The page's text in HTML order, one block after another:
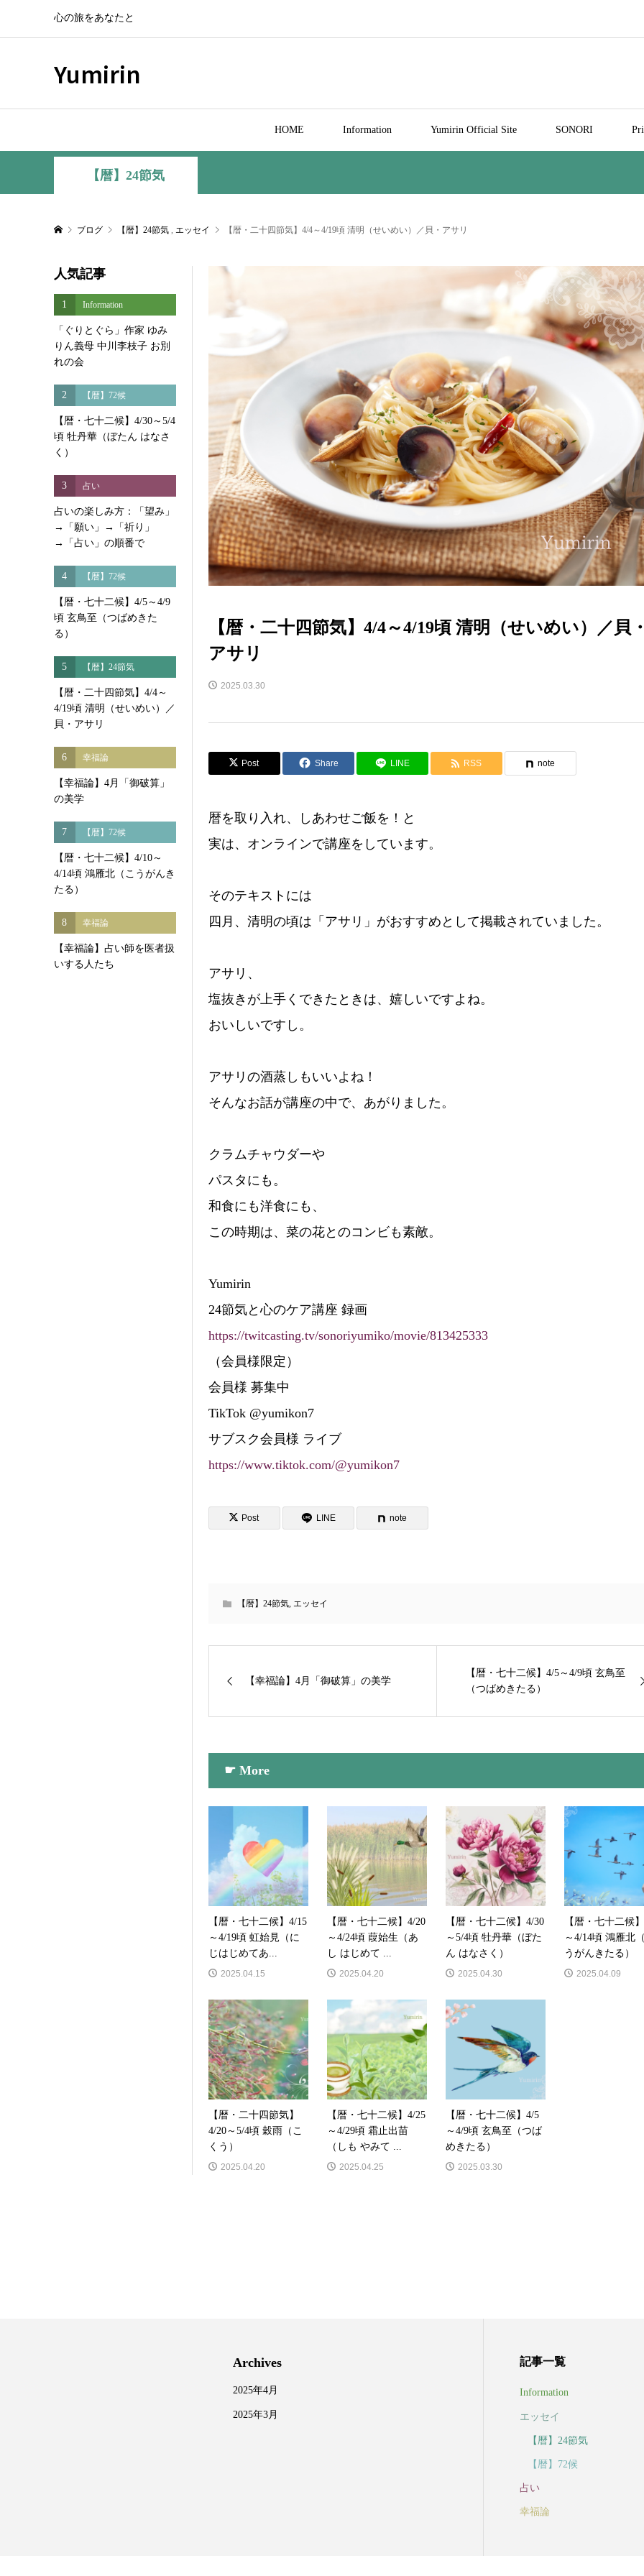
心の旅をあなたと
Yumirin
HOME Information Yumirin Official Site SONORI
【暦】24節気
ブログ 【暦】24節気 , エッセイ 【暦・二十四節気】4/4～4/19頃 清明（せいめい）／貝・アサリ
【暦・二十四節気】4/4～4/19頃 清明（せいめい）／貝
アサリ
2025.03.30
Post Share LINE RSS note
暦を取り入れ、しあわせご飯を！と
実は、オンラインで講座をしています。
そのテキストには
四月、清明の頃は「アサリ」がおすすめとして掲載されていました。
アサリ、
塩抜きが上手くできたときは、嬉しいですよね。
おいしいですし。
アサリの酒蒸しもいいよね！
そんなお話が講座の中で、あがりました。
クラムチャウダーや
パスタにも。
和食にも洋食にも、
この時期は、菜の花とのコンビも素敵。
Yumirin
24節気と心のケア講座 録画
https://twitcasting.tv/sonoriyumiko/movie/813425333
（会員様限定）
会員様 募集中
TikTok @yumikon7
サブスク会員様 ライブ
https://www.tiktok.com/@yumikon7
Post LINE note
【暦】24節気, エッセイ
【幸福論】4月「御破算」の美学
【暦・七十二候】4/5～4/9頃 玄鳥至
（つばめきたる）
☛ More
【暦・七十二候】4/15
～4/19頃 虹始見（に
じはじめてあ...
2025.04.15
【暦・七十二候】4/20
～4/24頃 葭始生（あ
し はじめて ...
2025.04.20
【暦・七十二候】4/30
～5/4頃 牡丹華（ぼた
ん はなさく）
2025.04.30
【暦・七十二候
～4/14頃 鴻雁北
うがんきたる）
2025.04.09
【暦・二十四節気】
4/20～5/4頃 穀雨（こ
くう）
2025.04.20
【暦・七十二候】4/25
～4/29頃 霜止出苗
（しも やみて ...
2025.04.25
【暦・七十二候】4/5
～4/9頃 玄鳥至（つば
めきたる）
2025.03.30
人気記事
1 Information
「ぐりとぐら」作家 ゆみ
りん義母 中川李枝子 お別
れの会
2 【暦】72候
【暦・七十二候】4/30～5/4
頃 牡丹華（ぼたん はなさ
く）
3 占い
占いの楽しみ方：「望み」
→「願い」→「祈り」
→「占い」の順番で
4 【暦】72候
【暦・七十二候】4/5～4/9
頃 玄鳥至（つばめきた
る）
5 【暦】24節気
【暦・二十四節気】4/4～
4/19頃 清明（せいめい）／
貝・アサリ
6 幸福論
【幸福論】4月「御破算」
の美学
7 【暦】72候
【暦・七十二候】4/10～
4/14頃 鴻雁北（こうがんき
たる）
8 幸福論
【幸福論】占い師を医者扱
いする人たち
Archives
2025年4月
2025年3月
記事一覧
Information
エッセイ
【暦】24節気
【暦】72候
占い
幸福論